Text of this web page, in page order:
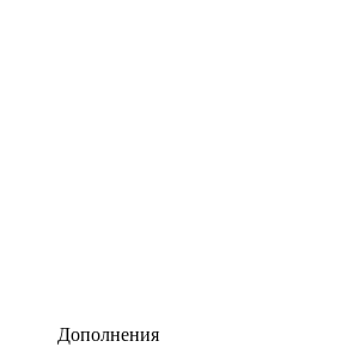
Дополнения